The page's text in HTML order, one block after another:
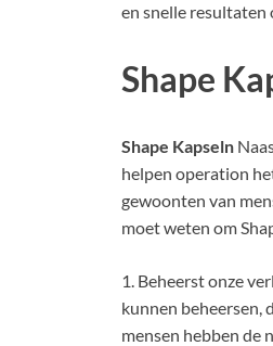
en snelle resultaten
Shape
Shape Kapseln
helpen operation
gewoonten van
moet weten om
1. Beheerst onze
kunnen beheersen,
mensen hebben de